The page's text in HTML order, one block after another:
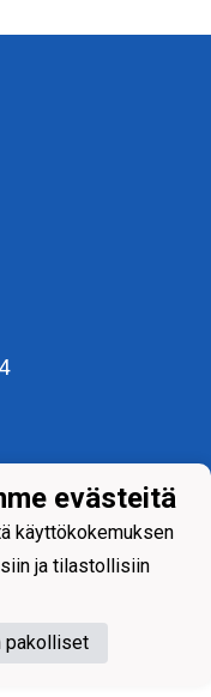
evästeitä
käyttökokemuksen
ja tilastollisiin
pakolliset